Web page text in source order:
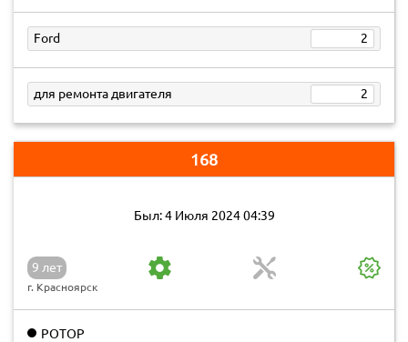
Ford 2
для ремонта двигателя 2
168
Был: 4 Июля 2024 04:39
9 лет
г. Красноярск
РОТОР